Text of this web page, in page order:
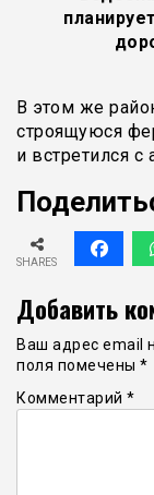
В этом же
строящуюся
и встретился с
SHARES
Добавить
Ваш адрес email
поля помечены *
Комментарий *